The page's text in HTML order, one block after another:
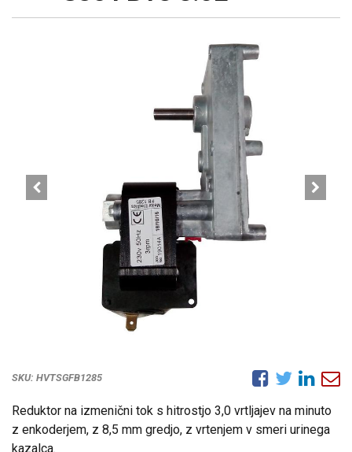
SKU: HVTSGFB1285
Reduktor na izmenični tok s hitrostjo 3,0 vrtljajev na minuto
z enkoderjem, z 8,5 mm gredjo, z vrtenjem v smeri urinega
kazalca.